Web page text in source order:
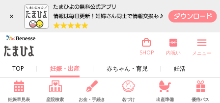
×
TOP 妊娠・出産 赤ちゃん・育児 妊活
SHOP 内祝い メニュー
妊娠早見表 産院検索 お金・手続き 名づけ 出産準備 優待パス